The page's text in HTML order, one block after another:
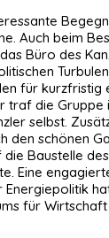
Auch beim
Büro des
für kurzfristig
traf die Gruppe
selbst.
den schönen
Baustelle
Eine
für